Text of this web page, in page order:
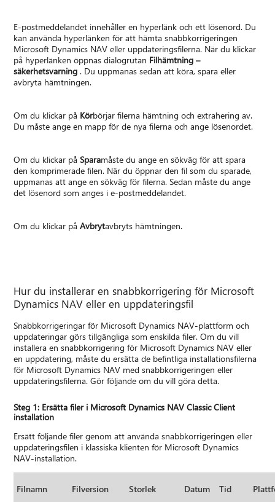
E-postmeddelandet innehåller en hyperlänk och ett lösenord. Du
kan använda hyperlänken för att hämta snabbkorrigeringen
Microsoft Dynamics NAV eller uppdateringsfilerna. När du klickar
på hyperlänken öppnas dialogrutan Filhämtning –
säkerhetsvarning . Du uppmanas sedan att köra, spara eller
avbryta hämtningen.
Om du klickar på Körbörjar filerna hämtning och extrahering av.
Du måste ange en mapp för de nya filerna och ange lösenordet.
Om du klickar påSparamåste du ange en sökväg för att spara
den komprimerade filen. När du öppnar den fil som du sparade,
uppmanas att ange en sökväg för filerna. Sedan måste du ange
det lösenord som anges i e-postmeddelandet.
Om du klickar påAvbrytavbryts hämtningen.
Hur du installerar en snabbkorrigering för Microsoft
Dynamics NAV eller en uppdateringsfil
Snabbkorrigeringar för Microsoft Dynamics NAV-plattform och
uppdateringar görs tillgängliga som enskilda filer. Om du vill
installera en snabbkorrigering för Microsoft Dynamics NAV eller
en uppdatering, måste du ersätta de befintliga installationsfilerna
för Microsoft Dynamics NAV med snabbkorrigeringen eller
uppdateringsfilerna. Gör följande om du vill göra detta.
Steg 1: Ersätta filer i Microsoft Dynamics NAV Classic Client
installation
Ersätt följande filer genom att använda snabbkorrigeringen eller
uppdateringsfilen i klassiska klienten för Microsoft Dynamics
NAV-installation.
Filnamn Filversion Storlek Datum Tid